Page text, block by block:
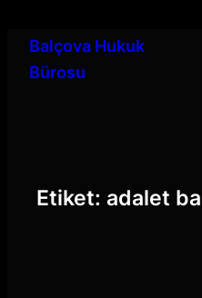
Balçova Hukuk
Bürosu
Etiket: adalet